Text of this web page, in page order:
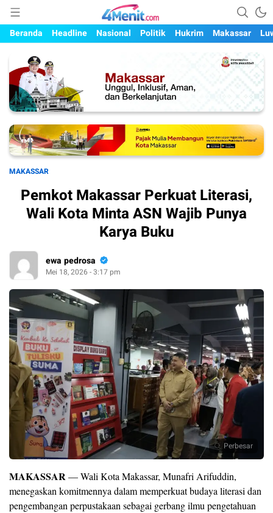
4menit.com
Mengungkap Kisah, Setiap Hari
Beranda
Headline Nasional Politik Hukrim Makassar
MAKASSAR
Pemkot Makassar Perkuat Literasi,
Wali Kota Minta ASN Wajib Punya
Karya Buku
ewa pedrosa
Mei 18, 2026 - 3:17 pm
Perbesar
MAKASSAR— Wali Kota Makassar, Munafri Arifuddin,
menegaskan komitmennya dalam memperkuat budaya literasi dan
pengembangan perpustakaan sebagai gerbang ilmu pengetahuan